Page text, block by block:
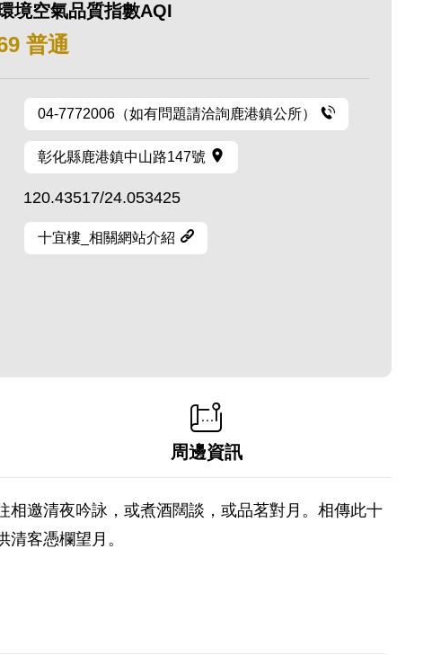
境空氣品質指數AQI
普通
04-7772006（如有問題請洽詢鹿港鎮公所）
彰化縣鹿港鎮中山路147號
120.43517/24.053425
十宜樓_相關網站介紹
周邊資訊
邀清夜吟詠，或煮酒闊談，或品茗對月。相傳此十
客憑欄望月。